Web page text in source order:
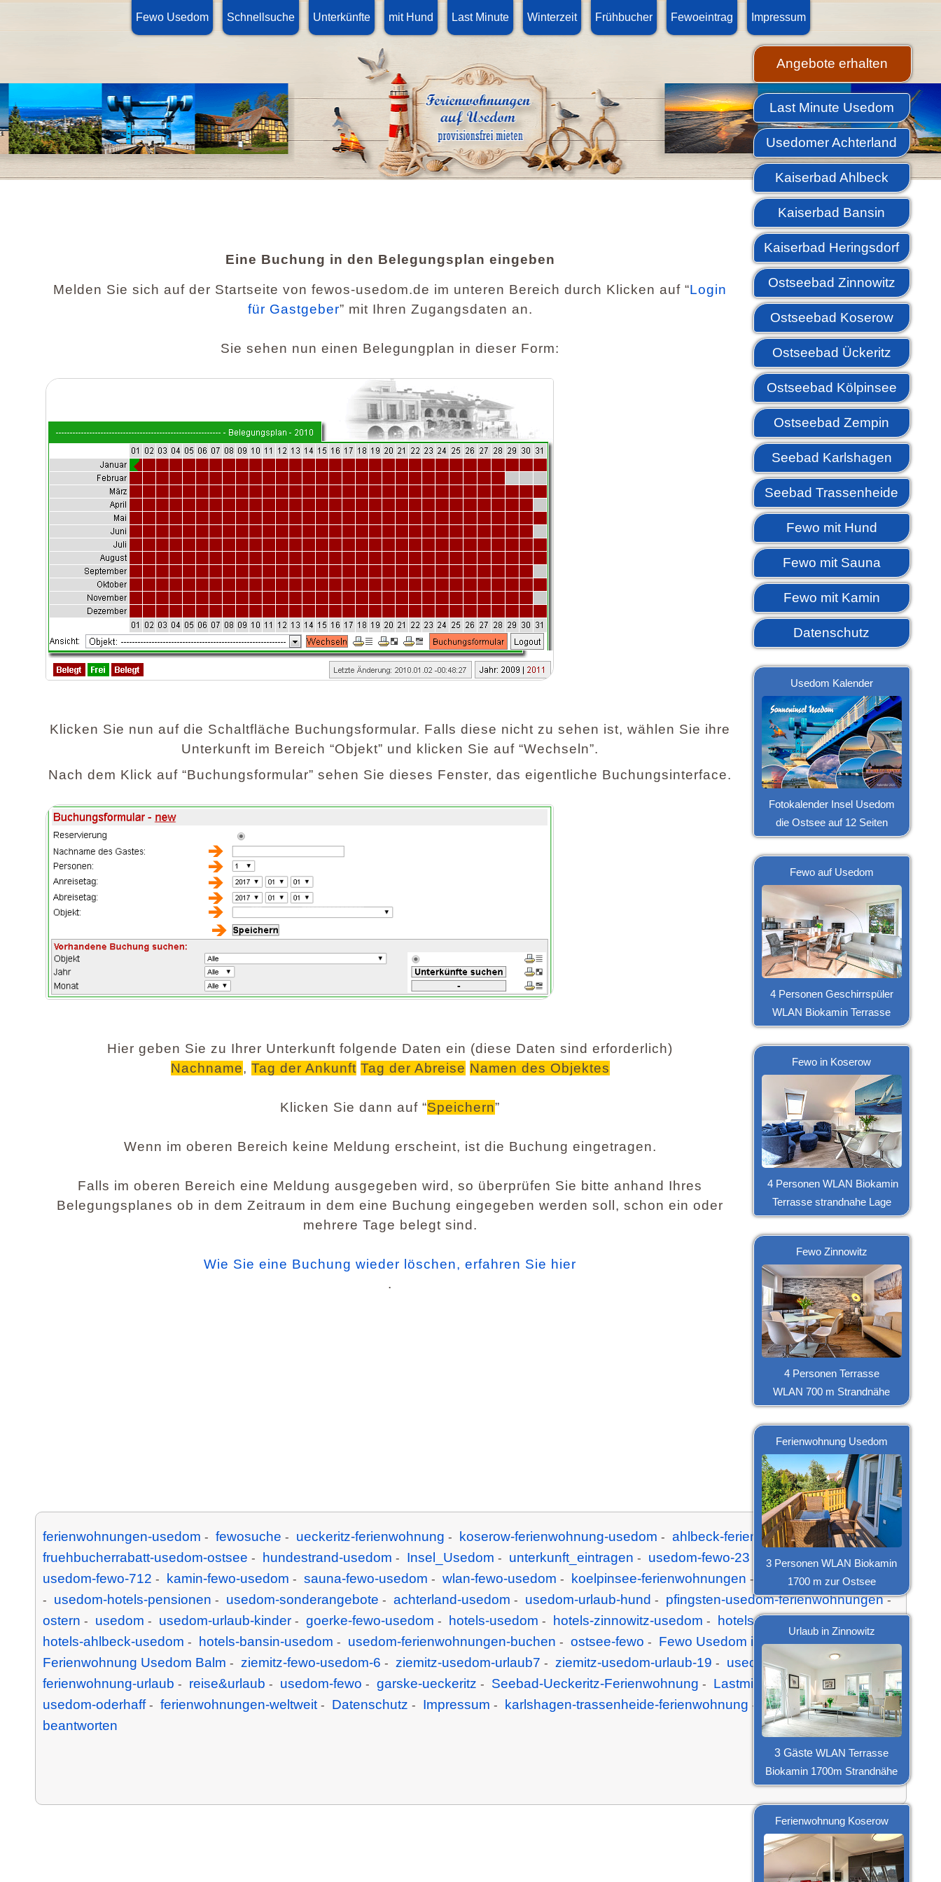
Fewo Usedom Schnellsuche Unterkünfte mit Hund Last Minute Winterzeit Frühbucher Fewoeintrag Impressum
Angebote erhalten
Last Minute Usedom
Usedomer Achterland
Kaiserbad Ahlbeck
Kaiserbad Bansin
Kaiserbad Heringsdorf
Ostseebad Zinnowitz
Ostseebad Koserow
Ostseebad Ückeritz
Ostseebad Kölpinsee
Ostseebad Zempin
Seebad Karlshagen
Seebad Trassenheide
Fewo mit Hund
Fewo mit Sauna
Fewo mit Kamin
Datenschutz
Usedom Kalender
Fotokalender Insel Usedom
die Ostsee auf 12 Seiten
Fewo auf Usedom
4 Personen Geschirrspüler
WLAN Biokamin Terrasse
Fewo in Koserow
4 Personen WLAN Biokamin
Terrasse strandnahe Lage
Fewo Zinnowitz
4 Personen Terrasse
WLAN 700 m Strandnähe
Ferienwohnung Usedom
3 Personen WLAN Biokamin
1700 m zur Ostsee
Urlaub in Zinnowitz
3 Gäste WLAN Terrasse
Biokamin 1700m Strandnähe
Ferienwohnung Koserow
Eine Buchung in den Belegungsplan eingeben
Melden Sie sich auf der Startseite von fewos-usedom.de im unteren Bereich durch Klicken auf “Login
für Gastgeber” mit Ihren Zugangsdaten an.
Sie sehen nun einen Belegungplan in dieser Form:
Klicken Sie nun auf die Schaltfläche Buchungsformular. Falls diese nicht zu sehen ist, wählen Sie ihre
Unterkunft im Bereich “Objekt” und klicken Sie auf “Wechseln”.
Nach dem Klick auf “Buchungsformular” sehen Sie dieses Fenster, das eigentliche Buchungsinterface.
Hier geben Sie zu Ihrer Unterkunft folgende Daten ein (diese Daten sind erforderlich)
Nachname, Tag der Ankunft Tag der Abreise Namen des Objektes
Klicken Sie dann auf “Speichern”
Wenn im oberen Bereich keine Meldung erscheint, ist die Buchung eingetragen.
Falls im oberen Bereich eine Meldung ausgegeben wird, so überprüfen Sie bitte anhand Ihres
Belegungsplanes ob in dem Zeitraum in dem eine Buchung eingegeben werden soll, schon ein oder
mehrere Tage belegt sind.
Wie Sie eine Buchung wieder löschen, erfahren Sie hier
.
ferienwohnungen-usedom - fewosuche - ueckeritz-ferienwohnung - koserow-ferienwohnung-usedom - ahlbeck-ferienwohnung-usedom-
fruehbucherrabatt-usedom-ostsee - hundestrand-usedom - Insel_Usedom - unterkunft_eintragen - usedom-fewo-23 usedom-fewo-46-
usedom-fewo-712 - kamin-fewo-usedom - sauna-fewo-usedom - wlan-fewo-usedom - koelpinsee-ferienwohnungen - Fewo Witzel Kölpinsee
- usedom-hotels-pensionen - usedom-sonderangebote - achterland-usedom - usedom-urlaub-hund - pfingsten-usedom-ferienwohnungen-
ostern - usedom - usedom-urlaub-kinder- goerke-fewo-usedom - hotels-usedom - hotels-zinnowitz-usedom - hotels-heringsdorf-usedom
hotels-ahlbeck-usedom - hotels-bansin-usedom - usedom-ferienwohnungen-buchen - ostsee-fewo - Fewo Usedom in Neppermin-
Ferienwohnung Usedom Balm - ziemitz-fewo-usedom-6 - ziemitz-usedom-urlaub7 - ziemitz-usedom-urlaub-19 - usedom-silvester-
ferienwohnung-urlaub - reise&urlaub - usedom-fewo - garske-ueckeritz - Seebad-Ueckeritz-Ferienwohnung - Lastminute-Usedom-
usedom-oderhaff- ferienwohnungen-weltweit- Datenschutz - Impressum - karlshagen-trassenheide-ferienwohnung - anfragen-richtig-
beantworten